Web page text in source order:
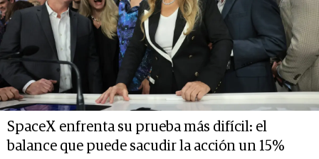
SpaceX enfrenta su prueba más difícil: el
balance que puede sacudir la acción un 15%